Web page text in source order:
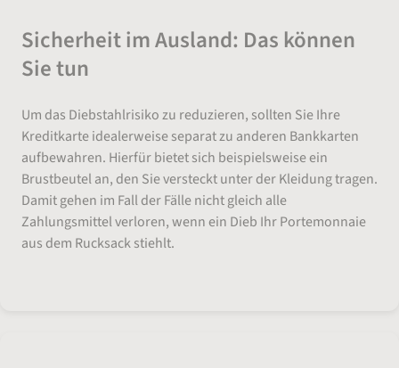
Sicherheit im Ausland: Das können
Sie tun
Um das Diebstahlrisiko zu reduzieren, sollten Sie Ihre
Kreditkarte idealerweise separat zu anderen Bankkarten
aufbewahren. Hierfür bietet sich beispielsweise ein
Brustbeutel an, den Sie versteckt unter der Kleidung tragen.
Damit gehen im Fall der Fälle nicht gleich alle
Zahlungsmittel verloren, wenn ein Dieb Ihr Portemonnaie
aus dem Rucksack stiehlt.